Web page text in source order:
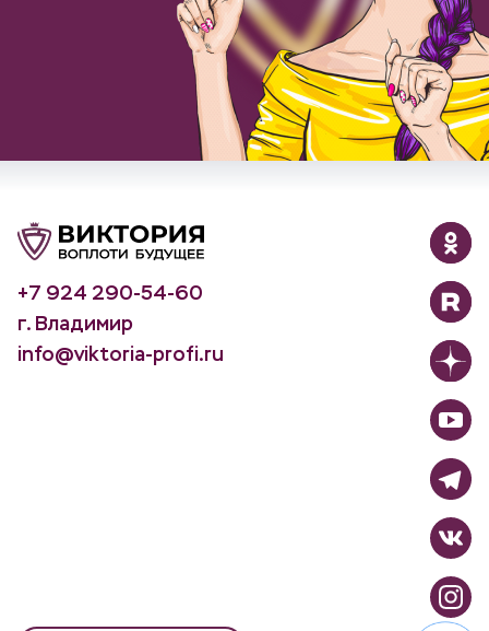
+7 924 290-54-60
г. Владимир
info@viktoria-profi.ru